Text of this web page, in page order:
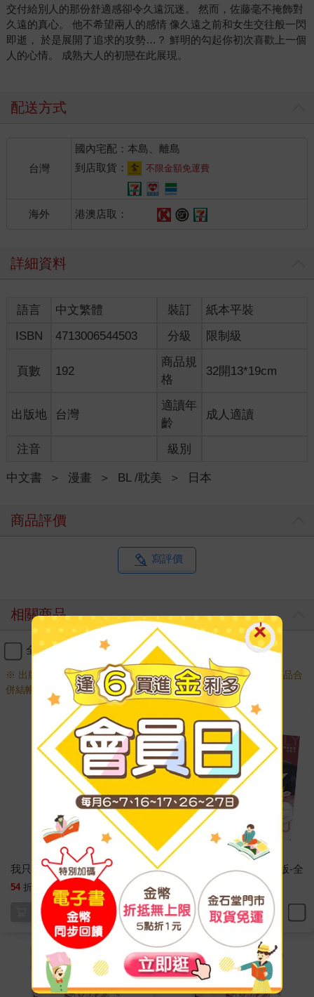
交付給別人的那份舒適感卻令久遠沉迷。 然而，佐藤毫不掩飾對
久遠的真心。 他不希望兩人的感情 像久遠之前和女生交往般一閃
即逝， 於是展開了追求的攻勢…？ 鮮明的勾起你初次喜歡上一個
人的心情。 成熟大人的初戀在此展現。
配送方式
台灣
國內宅配：本島、離島
到店取貨：
不限金額免運費
海外 港澳店取：
詳細資料
語言 中文繁體 裝訂
紙本平裝
ISBN
4713006544503 分級 限制級
頁數 192
商品規
格
32開13*19cm
出版地 台灣
適讀年
齡
成人適讀
注音 級別
中文書 ＞ 漫畫 ＞ BL /耽美 ＞ 日本
商品評價
寫評價
相關商品
全選 加入購物車
※ 出版日十年以上商品需另下訂，調貨時間較長，無法與一般商品合
併結帳，敬請見諒。
我只專屬於你 特裝版
54 折 特價 元
我只專屬於你 首刷限定版-全
折 特價
加入購物車